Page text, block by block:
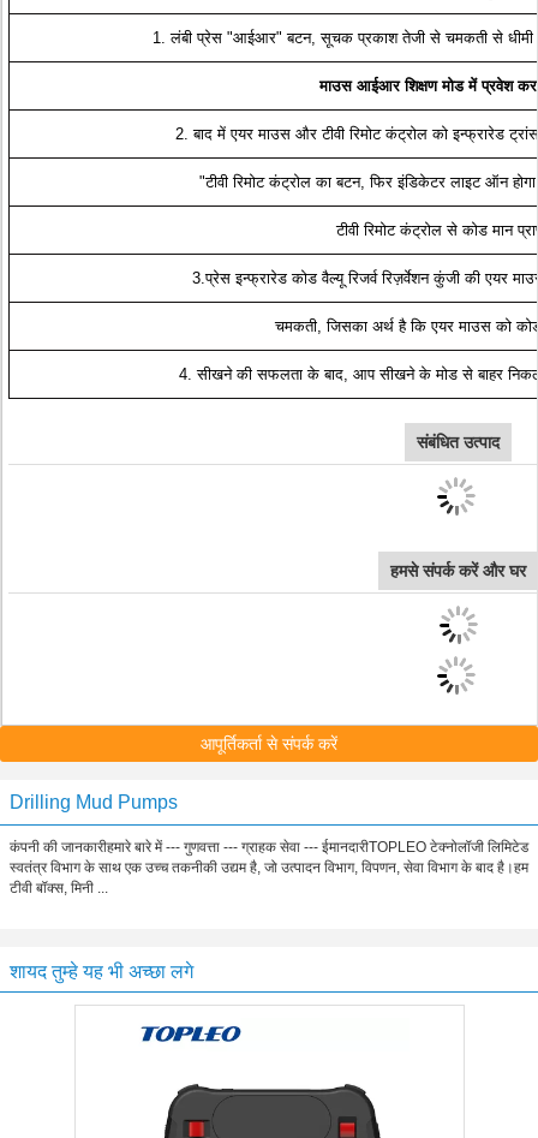
1. लंबी प्रेस "आईआर" बटन, सूचक प्रकाश तेजी से चमकती से धीमी
माउस आईआर शिक्षण मोड में प्रवेश
2. बाद में एयर माउस और टीवी रिमोट कंट्रोल को इन्फ्रारेड
"टीवी रिमोट कंट्रोल का बटन, फिर इंडिकेटर लाइट ऑन
टीवी रिमोट कंट्रोल से कोड मान
3.प्रेस इन्फ्रारेड कोड वैल्यू रिजर्व रिज़र्वेशन कुंजी की एयर
चमकती, जिसका अर्थ है कि एयर माउस को कोड
4. सीखने की सफलता के बाद, आप सीखने के मोड से बाहर
संबंधित उत्पाद
हमसे संपर्क करें और घर
आपूर्तिकर्ता से संपर्क करें
Drilling Mud Pumps
कंपनी की जानकारीहमारे बारे में --- गुणवत्ता --- ग्राहक सेवा --- ईमानदारीTOPLEO टेक्नोलॉजी लिमिटेड
स्वतंत्र विभाग के साथ एक उच्च तकनीकी उद्यम है, जो उत्पादन विभाग, विपणन, सेवा विभाग के बाद है।हम
टीवी बॉक्स, मिनी ...
शायद तुम्हे यह भी अच्छा लगे